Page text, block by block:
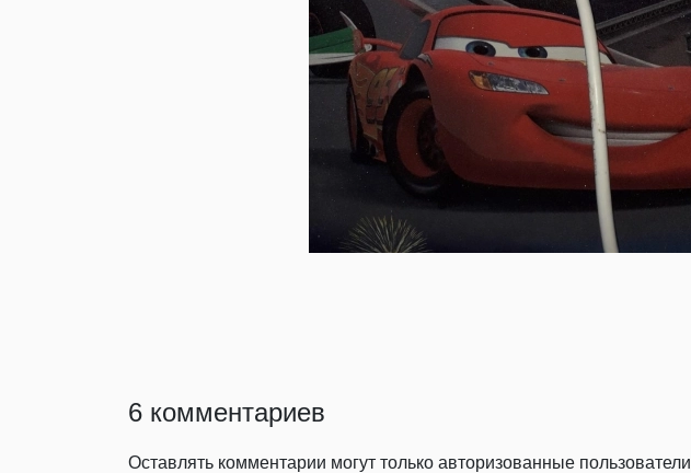
6 комментариев
Оставлять комментарии могут только авторизованные пользователи